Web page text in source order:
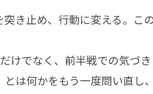
突き止め、行動に変える。
けでなく、前半戦での気づ
は何かをもう一度問い直